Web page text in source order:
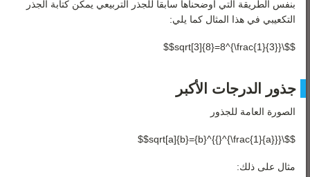
بنفس الطريقة التي أوضحناها سابقا للجذر التربيعي يمكن كتابة الجذر
التكعيبي في هذا المثال كما يلي:
$$\sqrt[3]{8}=8^{\frac{1}{3}}$$
جذور الدرجات الأكبر
الصورة العامة للجذور
$$\sqrt[a]{b}={b}^{{}^{\frac{1}{a}}}$$
مثال على ذلك: